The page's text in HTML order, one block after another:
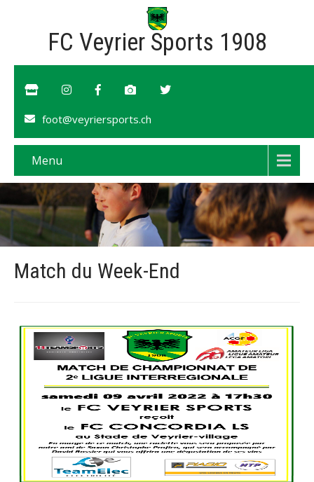
FC Veyrier Sports 1908
foot@veyriersports.ch
Menu
Match du Week-End